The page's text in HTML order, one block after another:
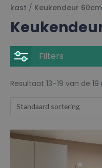
kast / Keukendeur
Filters
Resultaat 13–19 van de